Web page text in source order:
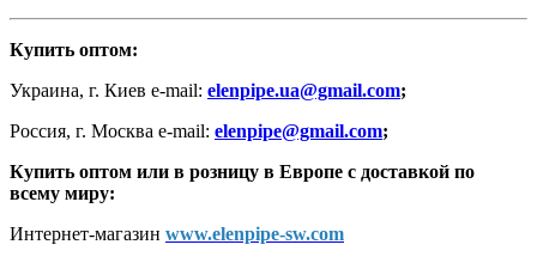
Купить оптом:
Украина, г. Киев e-mail: elenpipe.ua@gmail.com;
Россия, г. Москва e-mail: elenpipe@gmail.com;
Купить оптом или в розницу в Европе с доставкой по
всему миру:
Интернет-магазин www.elenpipe-sw.com